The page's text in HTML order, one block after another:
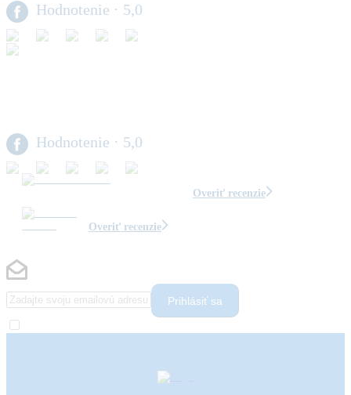
Hodnotenie · 5,0
Hodnotenie · 5,0
Overiť recenzie
Overiť recenzie
Prihlásiť sa